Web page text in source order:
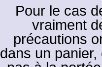
Pour le cas
vraiment
précautions
dans un panier,